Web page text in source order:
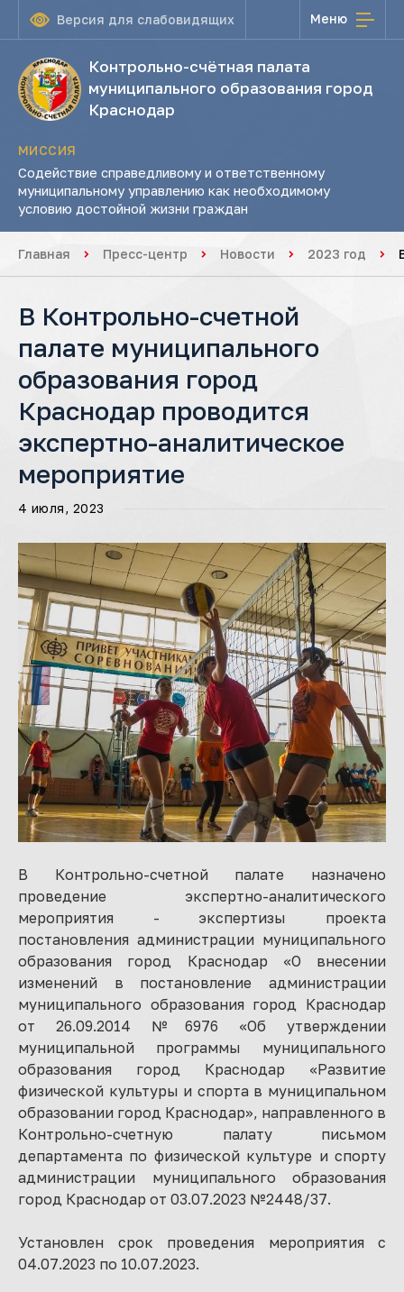
Версия для слабовидящих Меню
Контрольно-счётная палата
муниципального образования город
Краснодар
МИССИЯ
Содействие справедливому и ответственному
муниципальному управлению как необходимому
условию достойной жизни граждан
Главная Пресс-центр Новости 2023 год
В Контрольно-счетной
палате муниципального
образования город
Краснодар проводится
экспертно-аналитическое
мероприятие
4 июля, 2023
В Контрольно-счетной палате назначено
проведение экспертно-аналитического
мероприятия - экспертизы проекта
постановления администрации муниципального
образования город Краснодар «О внесении
изменений в постановление администрации
муниципального образования город Краснодар
от 26.09.2014 №6976 «Об утверждении
муниципальной программы муниципального
образования город Краснодар «Развитие
физической культуры и спорта в муниципальном
образовании город Краснодар», направленного в
Контрольно-счетную палату письмом
департамента по физической культуре и спорту
администрации муниципального образования
город Краснодар от 03.07.2023 №2448/37.
Установлен срок проведения мероприятия с
04.07.2023 по 10.07.2023.